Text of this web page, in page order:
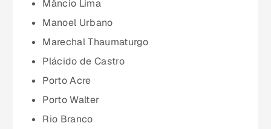
Mâncio Lima
Manoel Urbano
Marechal Thaumaturgo
Plácido de Castro
Porto Acre
Porto Walter
Rio Branco